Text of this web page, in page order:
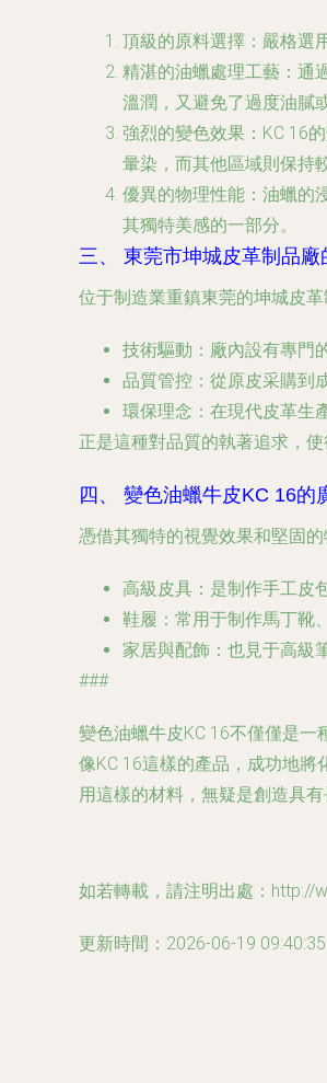
頂級的原料選擇 ：嚴格選
精湛的油蠟處理工藝 ：通
溫潤，又避免了過度油膩
強烈的變色效果 ：KC 16
暈染，而其他區域則保持
優異的物理性能 ：油蠟的
其獨特美感的一部分。
三、 東莞市坤城皮革制品廠
位于制造業重鎮東莞的坤城皮
技術驅動 ：廠內設有專門
品質管控 ：從原皮采購到
環保理念 ：在現代皮革生
正是這種對品質的執著追求，使
四、 變色油蠟牛皮KC 16的
憑借其獨特的視覺效果和堅固
高級皮具 ：是制作手工皮
鞋履 ：常用于制作馬丁靴
家居與配飾 ：也見于高級
###
變色油蠟牛皮KC 16不僅僅是
像KC 16這樣的產品，成功地
用這樣的材料，無疑是創造具
如若轉載，請注明出處：http://
更新時間：2026-06-19 09:40:35